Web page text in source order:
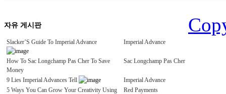
자유 게시판
Slacker’S Guide To Imperial Advance Imperial Advance
How To Sac Longchamp Pas Cher To Save
Money
Sac Longchamp Pas Cher
9 Lies Imperial Advances Tell
Imperial Advance
5 Ways You Can Grow Your Creativity Using
Red Payments